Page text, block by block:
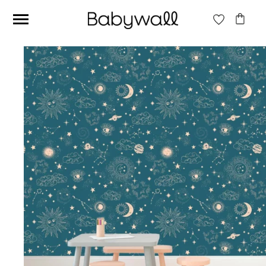
Ces articles peuvent aussi vous intéresser
Papier peint Fleurs
Papier peint jungle